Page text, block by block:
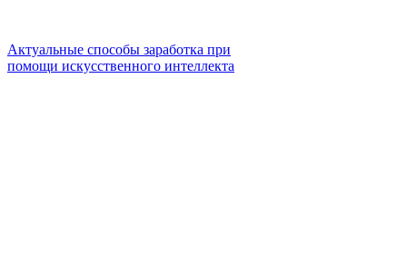
Актуальные способы заработка при
помощи искусственного интеллекта